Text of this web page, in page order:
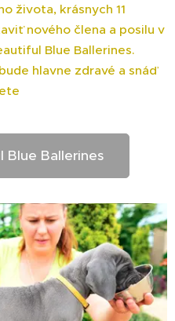
života, krásnych 11
nového člena a posilu v
Blue Ballerines.
hlavne zdravé a snáď
Blue Ballerines